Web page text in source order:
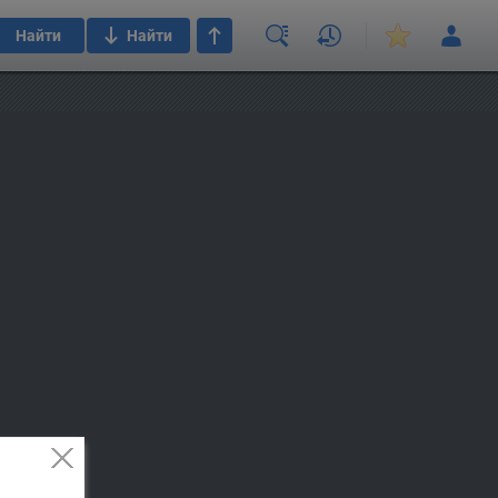
Найти Найти